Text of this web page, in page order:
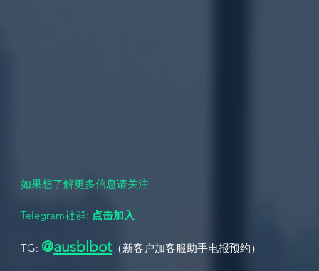
如果想了解更多信息请关注
Telegram社群: 点击加入
TG: @ausbl bot（新客户加客服助手电报预约）